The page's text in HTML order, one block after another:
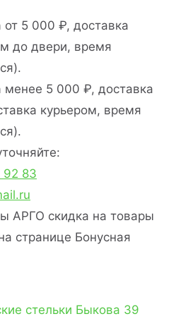
5 000 ₽, доставка
до двери, время
менее 5 000 ₽, доставка
курьером, время
92 83
АРГО скидка на товары
странице Бонусная